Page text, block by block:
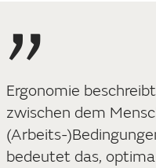
Ergonomie
zwischen dem
(Arbeits-
bedeutet das,